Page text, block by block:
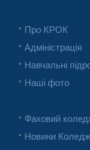
Про КРОК
Адміністрація
Навчальні
Наші фото
Фаховий
Новини